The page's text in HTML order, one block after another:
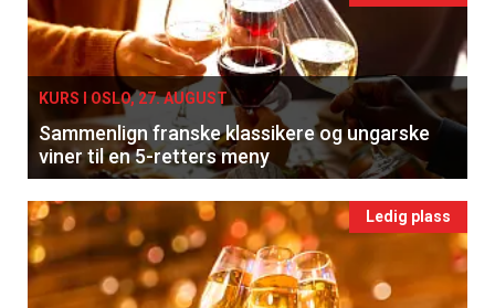
×
Få ukentlige nyhetsbrev fra
Apéritif
Vi tilbyr flere ukentlige nyhetsbrev. Du
kan fritt velge hvilke du ønsker å få
tilsendt.
KURS I OSLO, 27. AUGUST
Sammenlign franske klassikere og ungarske
viner til en 5-retters meny
Ledig plass